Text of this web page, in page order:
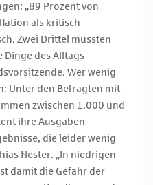
„89 Prozent von
als kritisch
Zwei Drittel mussten
Dinge des Alltags
Wer wenig
Unter den Befragten mit
zwischen 1.000 und
ihre Ausgaben
die leider wenig
Nester. „In niedrigen
damit die Gefahr der